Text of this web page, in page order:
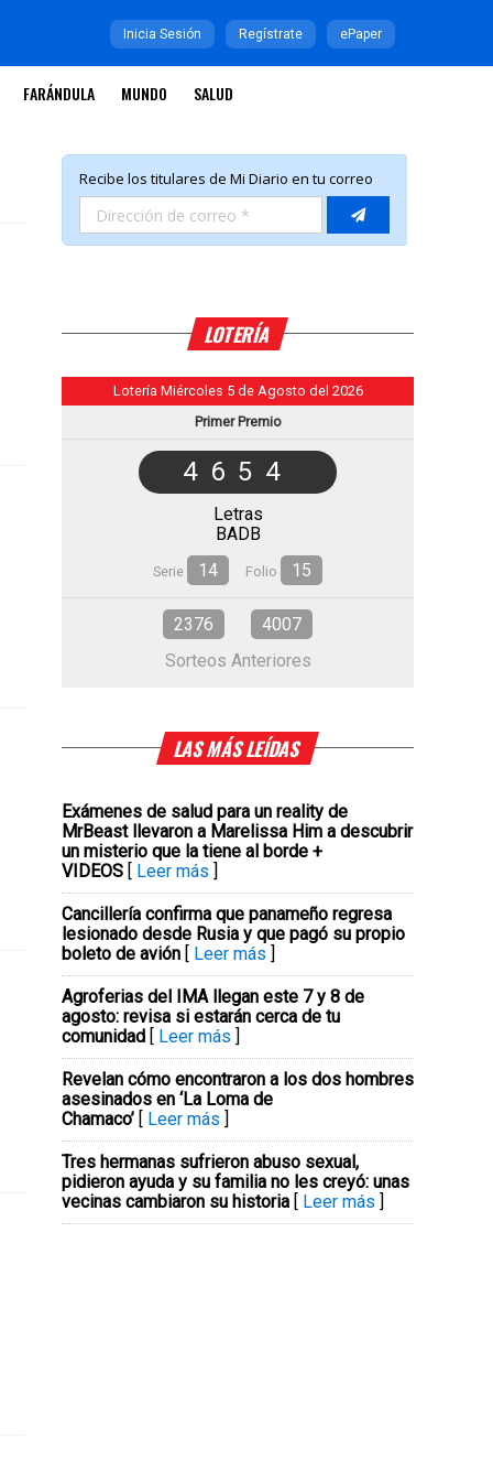
Inicia Sesión Regístrate ePaper
FARÁNDULA MUNDO SALUD
LOTERÍA
Lotería Miércoles 5 de Agosto del 2026
Primer Premio
4654
Letras
BADB
Serie 14 Folio 15
2376
4007
Sorteos Anteriores
LAS MÁS LEÍDAS
Exámenes de salud para un reality de
MrBeast llevaron a Marelissa Him a descubrir
un misterio que la tiene al borde +
VIDEOS [ Leer más ]
Cancillería confirma que panameño regresa
lesionado desde Rusia y que pagó su propio
boleto de avión [ Leer más ]
Agroferias del IMA llegan este 7 y 8 de
agosto: revisa si estarán cerca de tu
comunidad [ Leer más ]
Revelan cómo encontraron a los dos hombres
asesinados en ‘La Loma de
Chamaco’ [ Leer más ]
Tres hermanas sufrieron abuso sexual,
pidieron ayuda y su familia no les creyó: unas
vecinas cambiaron su historia [ Leer más ]